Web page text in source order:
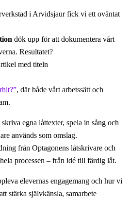
i Arvidsjaur fick vi ett oväntat
dök upp för att dokumentera vårt
Resultatet?
med titeln
, där både vårt arbetssätt och
egna låttexter, spela in sång och
används som omslag.
från Optagonens låtskrivare och
processen – från idé till färdig låt.
elevernas engagemang och hur vi
stärka självkänsla, samarbete